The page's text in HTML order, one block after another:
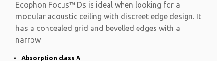
Ecophon Focus™ Ds is ideal when looking for a
modular acoustic ceiling with discreet edge design. It
has a concealed grid and bevelled edges with a
narrow
Absorption class A